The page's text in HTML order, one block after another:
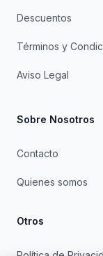
Descuentos
Términos y
Aviso Legal
Sobre Nosotros
Contacto
Quienes somos
Otros